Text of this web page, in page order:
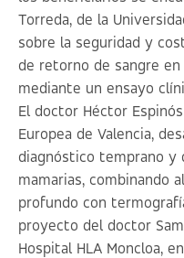
Torreda, de la
sobre la seguridad y
de retorno de sangre
mediante un ensayo
El doctor Héctor
Europea de Valencia,
diagnóstico temprano y
mamarias, combinando
profundo con
proyecto del doctor
Hospital HLA Moncloa,